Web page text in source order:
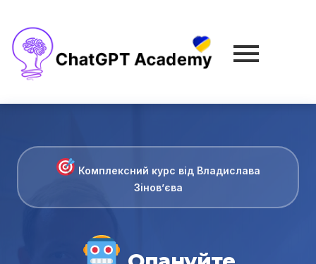
Комплексний курс від Владислава
Зінов’єва